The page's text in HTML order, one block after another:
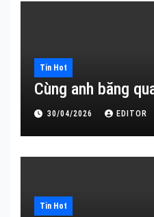
Tin Hot
Cùng anh băng
30/04/2026 EDITOR
Tin Hot